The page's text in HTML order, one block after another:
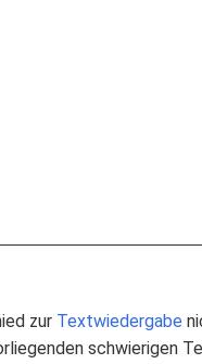
zur Textwiedergabe
schwierigen